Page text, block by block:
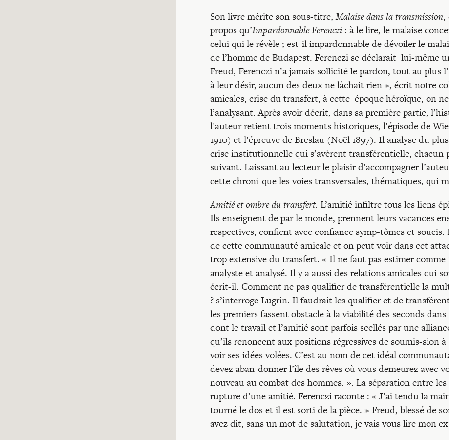
Son livre mérite son sous-titre,Malaise dans la transmission,
propos qu’Impardonnable Ferenczi: à le lire, le malaise
celui qui le révèle ; est-il impardonnable de dévoiler le
de l’homme de Budapest. Ferenczi se déclarait lui-même
Freud, Ferenczi n’a jamais sollicité le pardon, tout au plus
à leur désir, aucun des deux ne lâchait rien », écrit notre
amicales, crise du transfert, à cette époque héroïque, on
l’analysant. Après avoir décrit, dans sa première partie,
l’auteur retient trois moments historiques, l’épisode de
1910) et l’épreuve de Breslau (Noël 1897). Il analyse du
crise institutionnelle qui s’avèrent transférentielle, chacun
suivant. Laissant au lecteur le plaisir d’accompagner
cette chroni-que les voies transversales, thématiques, qui
Amitié et ombre du transfert. L’amitié infiltre tous les liens
Ils enseignent de par le monde, prennent leurs vacances
respectives, confient avec confiance symp-tômes et
de cette communauté amicale et on peut voir dans cet
trop extensive du transfert. « Il ne faut pas estimer
analyste et analysé. Il y a aussi des relations amicales qui
écrit-il. Comment ne pas qualifier de transférentielle la
? s’interroge Lugrin. Il faudrait les qualifier et de
les premiers fassent obstacle à la viabilité des seconds
dont le travail et l’amitié sont parfois scellés par une
qu’ils renoncent aux positions régressives de soumis-sion
voir ses idées volées. C’est au nom de cet idéal
devez aban-donner l’île des rêves où vous demeurez avec
nouveau au combat des hommes. ». La séparation entre
rupture d’une amitié. Ferenczi raconte : « J’ai tendu la
tourné le dos et il est sorti de la pièce. » Freud, blessé de
avez dit, sans un mot de salutation, je vais vous lire mon